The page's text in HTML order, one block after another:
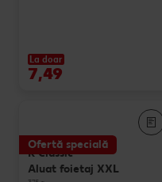
La doar
7,49
Ofertă specială
K-Classic
Aluat foietaj XXL